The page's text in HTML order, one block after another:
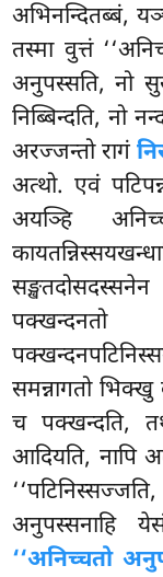
अभिनन्दितब्बं,
तस्मा वुत्तं
अनुपस्सति, नो
निब्बिन्दति, नो
अरज्जन्तो रागं
अत्थो. एवं
अयञ्हि
पक्खन्दनतो
समन्नागतो
च पक्खन्दति,
आदियति, नापि
अनुपस्सनाहि
‘‘अनिच्चतो